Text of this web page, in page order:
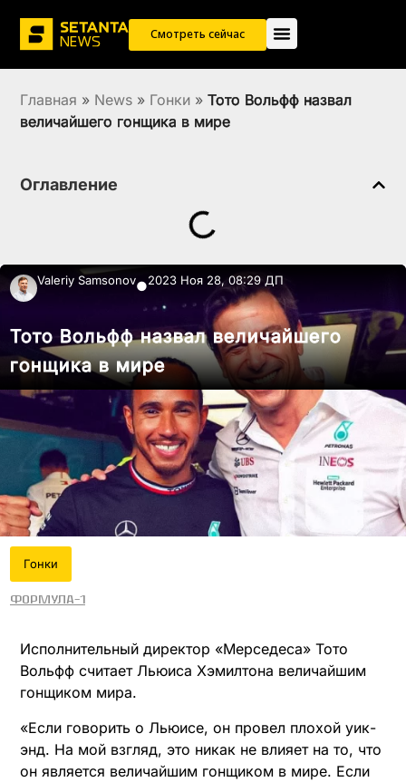
Смотреть сейчас
Главная » News » Гонки » Тото Вольфф назвал
величайшего гонщика в мире
Оглавление
Valeriy Samsonov●2023 Ноя 28, 08:29 ДП
Тото Вольфф назвал величайшего
гонщика в мире
Гонки
Формула-1
Исполнительный директор «Мерседеса» Тото
Вольфф считает Льюиса Хэмилтона величайшим
гонщиком мира.
«Если говорить о Льюисе, он провел плохой уик-
энд. На мой взгляд, это никак не влияет на то, что
он является величайшим гонщиком в мире. Если